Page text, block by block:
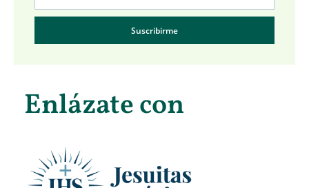
Suscribirme
Enlázate con